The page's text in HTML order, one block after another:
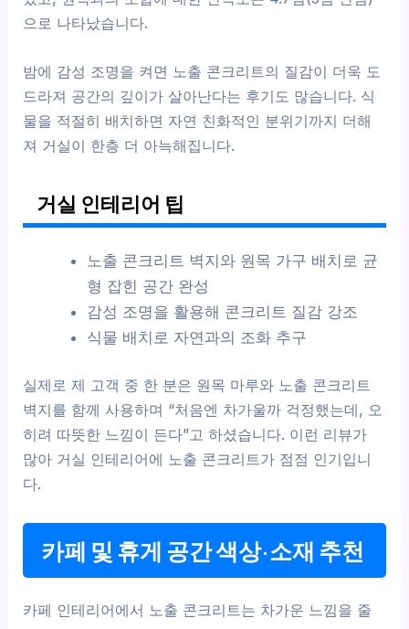
으로 나타났습니다.
밤에 감성 조명을 켜면 노출 콘크리트의 질감이 더욱 도
드라져 공간의 깊이가 살아난다는 후기도 많습니다. 식
물을 적절히 배치하면 자연 친화적인 분위기까지 더해
져 거실이 한층 더 아늑해집니다.
거실 인테리어 팁
노출 콘크리트 벽지와 원목 가구 배치로 균
형 잡힌 공간 완성
감성 조명을 활용해 콘크리트 질감 강조
식물 배치로 자연과의 조화 추구
실제로 제 고객 중 한 분은 원목 마루와 노출 콘크리트
벽지를 함께 사용하며 “처음엔 차가울까 걱정했는데, 오
히려 따뜻한 느낌이 든다”고 하셨습니다. 이런 리뷰가
많아 거실 인테리어에 노출 콘크리트가 점점 인기입니
다.
카페 및 휴게 공간 색상·소재 추천
카페 인테리어에서 노출 콘크리트는 차가운 느낌을 줄